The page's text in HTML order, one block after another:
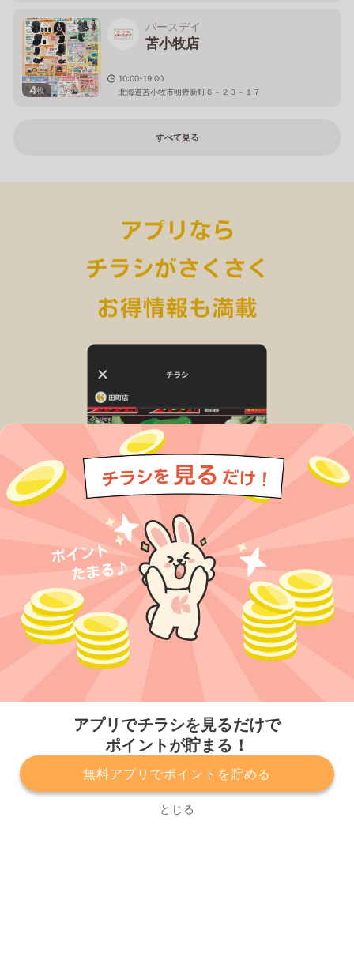
アプリでチラシを見るだけで
ポイントが貯まる！
無料アプリでポイントを貯める
とじる
4枚
バースデイ
苫小牧店
10:00-19:00
北海道苫小牧市明野新町６－２３－１７
すべて見る
プライバシーポリシー 利用規約
運営会社
サービスに関してのお問い合わせ